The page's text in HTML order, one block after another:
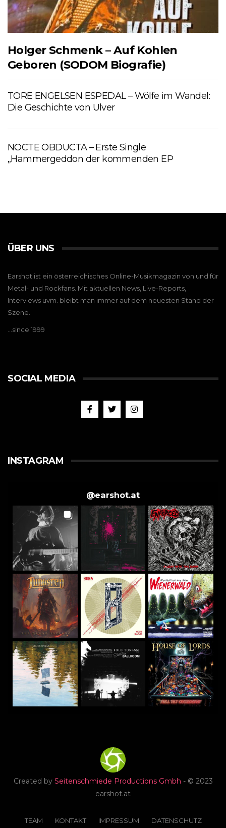
Holger Schmenk – Auf Kohlen
Geboren (SODOM Biografie)
TORE ENGELSEN ESPEDAL – Wölfe im Wandel:
Die Geschichte von Ulver
NOCTE OBDUCTA – Erste Single
„Hammergeddon der kommenden EP
ÜBER UNS
Earshot ist ein österreichisches Online-Musikmagazin von und für
Metal- und Rockfans. Mit aktuellen News, Live-Reports,
Interviews uvm. bleibt man immer auf dem neuesten Stand der
Szene.
…since 1999
SOCIAL MEDIA
INSTAGRAM
@earshot.at
Created by Seitenschmiede Productions Gmbh - © 2023
earshot.at
TEAM KONTAKT IMPRESSUM DATENSCHUTZ